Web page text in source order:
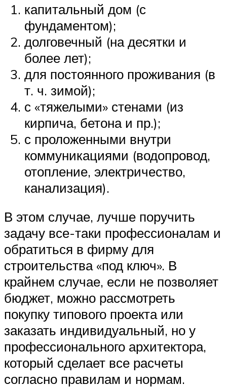
капитальный дом (с
фундаментом);
долговечный (на десятки и
более лет);
для постоянного проживания (в
т. ч. зимой);
с «тяжелыми» стенами (из
кирпича, бетона и пр.);
с проложенными внутри
коммуникациями (водопровод,
отопление, электричество,
канализация).
В этом случае, лучше поручить
задачу все-таки профессионалам и
обратиться в фирму для
строительства «под ключ». В
крайнем случае, если не позволяет
бюджет, можно рассмотреть
покупку типового проекта или
заказать индивидуальный, но у
профессионального архитектора,
который сделает все расчеты
согласно правилам и нормам.